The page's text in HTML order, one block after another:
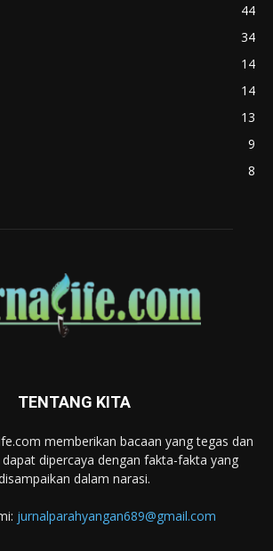
44
34
14
14
13
9
8
TENTANG KITA
memberikan bacaan yang tegas dan
dipercaya dengan fakta-fakta yang
dalam narasi.
jurnalparahyangan689@gmail.com